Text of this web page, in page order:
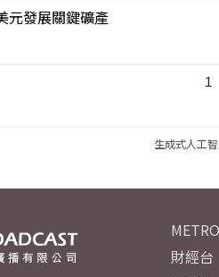
元發展關鍵礦產
1
生成式人工
財經台